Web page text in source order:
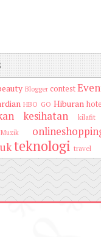
Blogger contest
HBO GO Hiburan
kesihatan kilafit
Muzik
teknologi travel